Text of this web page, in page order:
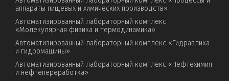
аппараты пищевых и химических производств»
Автоматизированный лабораторный комплекс
«Молекулярная физика и термодинамика»
Автоматизированный лабораторный комплекс «Гидравлика
и гидромашины»
Автоматизированный лабораторный комплекс «Нефтехимия
и нефтепереработка»